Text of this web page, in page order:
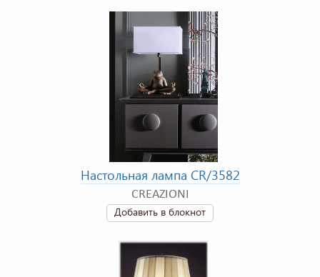
Настольная лампа CR/3582
CREAZIONI
Добавить в блокнот